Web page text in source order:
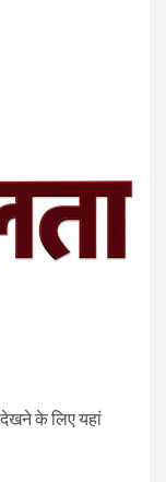
के लिए यहां